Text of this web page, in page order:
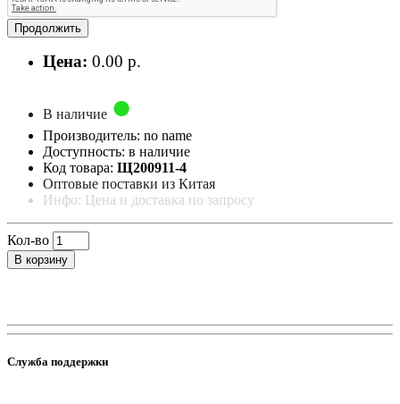
Продолжить
Цена: 0.00 р.
В наличие
Производитель: no name
Доступность: в наличие
Код товара: Щ200911-4
Оптовые поставки из Китая
Инфо: Цена и доставка по запросу
Кол-во
В корзину
Служба поддержки